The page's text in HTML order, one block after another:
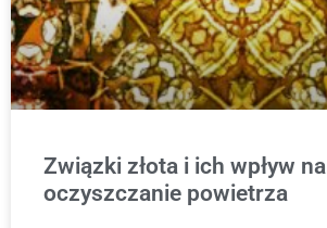
Związki złota i ich wpływ na
oczyszczanie powietrza